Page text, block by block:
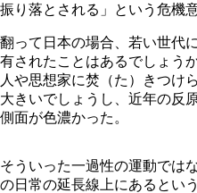
振り落とされる」という危機
翻って日本の場合、若い世代
有されたことはあるでしょ
人や思想家に焚（た）きつけ
大きいでしょうし、近年の反
側面が色濃かった。
そういった一過性の運動では
の日常の延長線上にあると